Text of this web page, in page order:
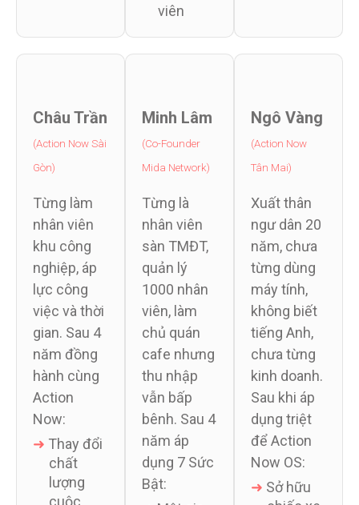
viên
Châu Trần
(Action Now Sài
Gòn)
Từng làm
nhân viên
khu công
nghiệp, áp
lực công
việc và thời
gian. Sau 4
năm đồng
hành cùng
Action
Now:
➜ Thay đổi
chất
lượng
cuộc
Minh Lâm
(Co-Founder
Mida Network)
Từng là
nhân viên
sàn TMĐT,
quản lý
1000 nhân
viên, làm
chủ quán
cafe nhưng
thu nhập
vẫn bấp
bênh. Sau 4
năm áp
dụng 7 Sức
Bật:
Ngô Vàng
(Action Now
Tân Mai)
Xuất thân
ngư dân 20
năm, chưa
từng dùng
máy tính,
không biết
tiếng Anh,
chưa từng
kinh doanh.
Sau khi áp
dụng triệt
để Action
Now OS:
➜ Sở hữu